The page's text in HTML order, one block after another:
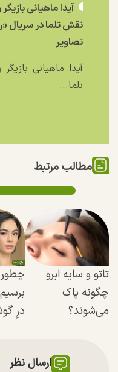
آیدا ماهیانی
نقش تلما در سریال
تصاویر
آیدا ماهیانی
تلما...
مطالب مرتبط
تاتو و سایه ابرو
چگونه پاک
می‌شوند؟
چطور
درِ
ارسال نظر